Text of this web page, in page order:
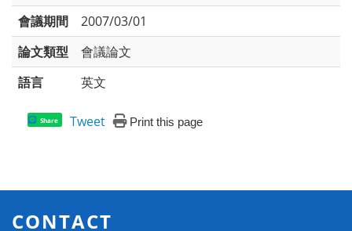
會議期間
2007/03/01
論文類型
會議論文
語言
英文
Share Tweet Print this page
CONTACT